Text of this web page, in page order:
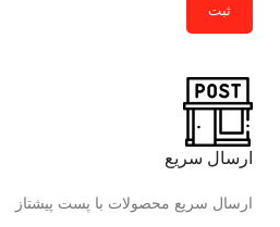
ثبت
ارسال سریع
ارسال سریع محصولات با پست پیشتاز